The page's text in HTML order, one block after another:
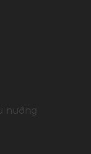
nướng